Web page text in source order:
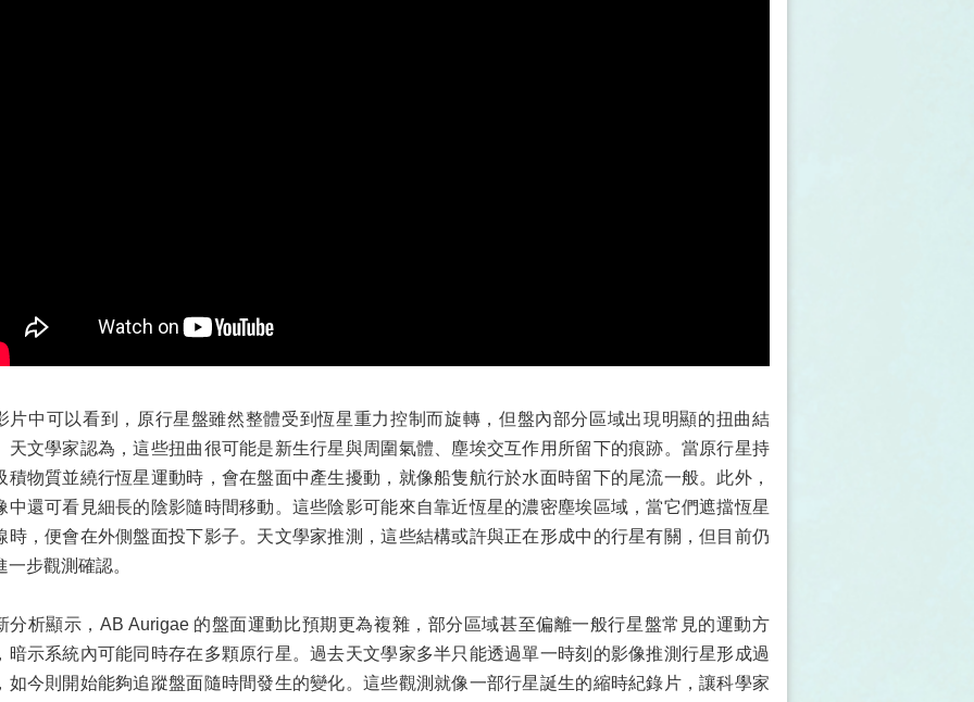
片中可以看到，原行星盤雖然整體受到恆星重力控制而旋轉，但盤內部分區域出現明顯的扭曲結
天文學家認為，這些扭曲很可能是新生行星與周圍氣體、塵埃交互作用所留下的痕跡。當原行星持
積物質並繞行恆星運動時，會在盤面中產生擾動，就像船隻航行於水面時留下的尾流一般。此外，
中還可看見細長的陰影隨時間移動。這些陰影可能來自靠近恆星的濃密塵埃區域，當它們遮擋恆星
時，便會在外側盤面投下影子。天文學家推測，這些結構或許與正在形成中的行星有關，但目前仍
一步觀測確認。
分析顯示，AB Aurigae 的盤面運動比預期更為複雜，部分區域甚至偏離一般行星盤常見的運動方
暗示系統內可能同時存在多顆原行星。過去天文學家多半只能透過單一時刻的影像推測行星形成過
如今則開始能夠追蹤盤面隨時間發生的變化。這些觀測就像一部行星誕生的縮時紀錄片，讓科學家